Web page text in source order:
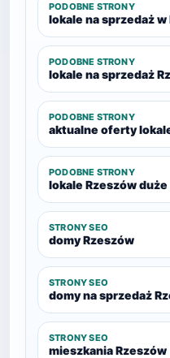
PODOBNE STRONY
lokale na sprzedaż w
PODOBNE STRONY
lokale na sprzedaż
PODOBNE STRONY
aktualne oferty
PODOBNE STRONY
lokale Rzeszów
STRONY SEO
domy Rzeszów
STRONY SEO
domy na sprzedaż
STRONY SEO
mieszkania Rzeszów